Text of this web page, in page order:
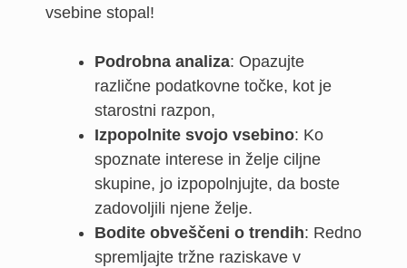
vsebine stopal!
Podrobna analiza: Opazujte
različne podatkovne točke, kot je
starostni razpon,
Izpopolnite svojo vsebino: Ko
spoznate interese in želje ciljne
skupine, jo izpopolnjujte, da boste
zadovoljili njene želje.
Bodite obveščeni o trendih: Redno
spremljajte tržne raziskave v